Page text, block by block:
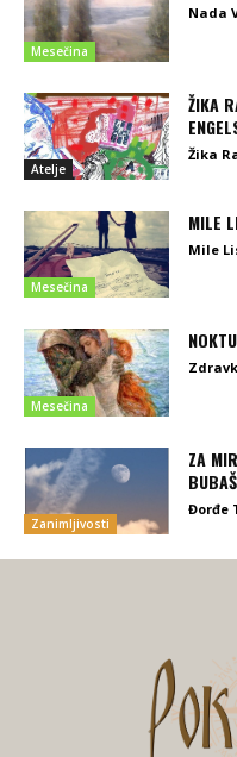
Mesečina
Nada
Atelje
ŽIKA
Žika
Mesečina
MILE
Mile
Mesečina
Zanimljivosti
ZA
Đorđe